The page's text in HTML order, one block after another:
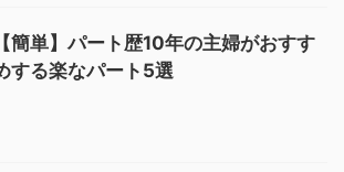
【簡単】パート歴10年の主婦がおすす
する楽なパート5選